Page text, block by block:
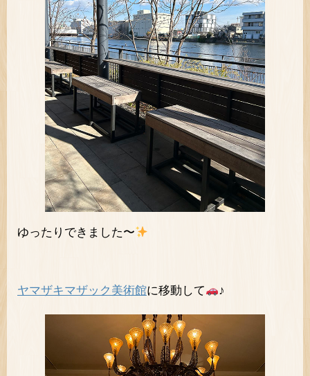
ゆったりできました〜
ヤマザキマザック美術館に移動して ♪